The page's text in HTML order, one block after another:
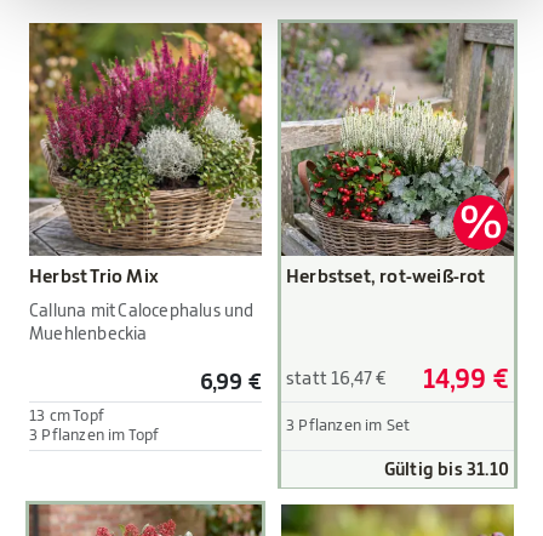
Herbst Trio Mix
Calluna mit Calocephalus und
Muehlenbeckia
6,99 €
13 cm Topf
3 Pflanzen im Topf
Herbstset, rot-weiß-rot
statt 16,47 € 14,99 €
3 Pflanzen im Set
Gültig bis 31.10